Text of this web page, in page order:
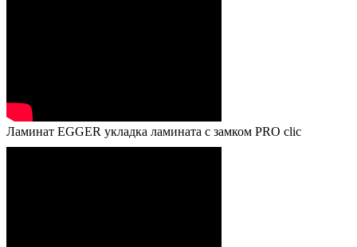
Ламинат EGGER укладка ламината с замком PRO clic